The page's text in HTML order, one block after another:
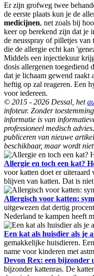
Er zijn grofweg twee
de eerste plaats kun je de
medicijnen, net zoals bij
keer op berekend zijn dat je
de neusspray of pilletjes van
die de allergie echt kan
Middels een injectiekuur
dosis allergenen toegediend
dat je lichaam gewend raakt
heftig op zal reageren. Een
voor iedereen.
© 2015 - 2026 Dessal, het
infoteur. Zonder
informatie is van
professioneel medisch
publiceren van nieuwe
beschikbaar, maar wordt
Allergie en toch een kat?
voor katten doet er uiteraard
blijven van katten. Dat is
Allergisch voor katten:
uitgewezen dat dertig
Nederland te kampen heeft
Een kat als huisdier als je
gemakkelijke huisdieren.
name voor kinderen met
Devon Rex: een bijzonder
bijzonder kattenras. De